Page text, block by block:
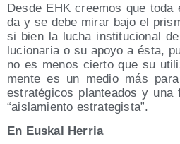
Des­de EHK cree­mos que
da y se debe mirar bajo el
si bien la lucha ins­ti­tu­cio­nal
lu­cio­na­ria o su apo­yo a ésta,
no es menos cier­to que su
men­te es un medio más
estra­té­gi­cos plan­tea­dos y
“ais­la­mien­to estrategista”.
En Eus­kal Herria